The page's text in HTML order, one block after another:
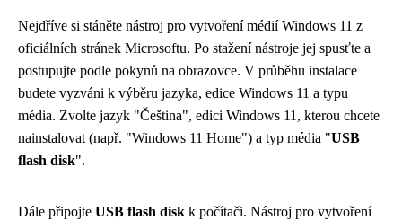
Nejdříve si stáněte nástroj pro vytvoření médií Windows 11 z
oficiálních stránek Microsoftu. Po stažení nástroje jej spusťte a
postupujte podle pokynů na obrazovce. V průběhu instalace
budete vyzváni k výběru jazyka, edice Windows 11 a typu
média. Zvolte jazyk "Čeština", edici Windows 11, kterou chcete
nainstalovat (např. "Windows 11 Home") a typ média "USB
flash disk".
Dále připojte USB flash disk k počítači. Nástroj pro vytvoření